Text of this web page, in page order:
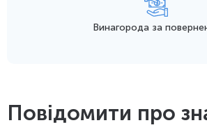
Винагорода за
Повідомити про